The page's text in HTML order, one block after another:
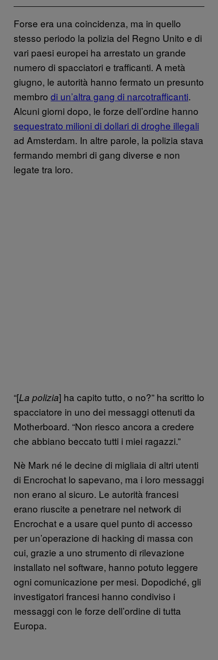
Forse era una coincidenza, ma in quello
stesso periodo la polizia del Regno Unito e di
vari paesi europei ha arrestato un grande
numero di spacciatori e trafficanti. A metà
giugno, le autorità hanno fermato un presunto
membro di un’altra gang di narcotrafficanti.
Alcuni giorni dopo, le forze dell’ordine hanno
sequestrato milioni di dollari di droghe illegali
ad Amsterdam. In altre parole, la polizia stava
fermando membri di gang diverse e non
legate tra loro.
“[La polizia] ha capito tutto, o no?” ha scritto lo
spacciatore in uno dei messaggi ottenuti da
Motherboard. “Non riesco ancora a credere
che abbiano beccato tutti i miei ragazzi.”
Nè Mark né le decine di migliaia di altri utenti
di Encrochat lo sapevano, ma i loro messaggi
non erano al sicuro. Le autorità francesi
erano riuscite a penetrare nel network di
Encrochat e a usare quel punto di accesso
per un’operazione di hacking di massa con
cui, grazie a uno strumento di rilevazione
installato nel software, hanno potuto leggere
ogni comunicazione per mesi. Dopodiché, gli
investigatori francesi hanno condiviso i
messaggi con le forze dell’ordine di tutta
Europa.